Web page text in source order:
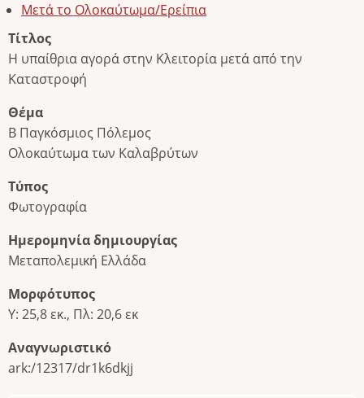
Μετά το Ολοκαύτωμα/Ερείπια
Τίτλος
Η υπαίθρια αγορά στην Κλειτορία μετά από την
Καταστροφή
Θέμα
Β Παγκόσμιος Πόλεμος
Ολοκαύτωμα των Καλαβρύτων
Τύπος
Φωτογραφία
Ημερομηνία δημιουργίας
Μεταπολεμική Ελλάδα
Μορφότυπος
Υ: 25,8 εκ., Πλ: 20,6 εκ
Αναγνωριστικό
ark:/12317/dr1k6dkjj